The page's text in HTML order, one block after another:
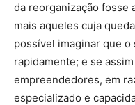
da reorganização fosse
mais aqueles cuja
possível imaginar que
rapidamente; e se
empreendedores, em
especializado e